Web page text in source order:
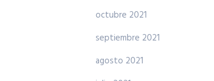
octubre 2021
septiembre 2021
agosto 2021